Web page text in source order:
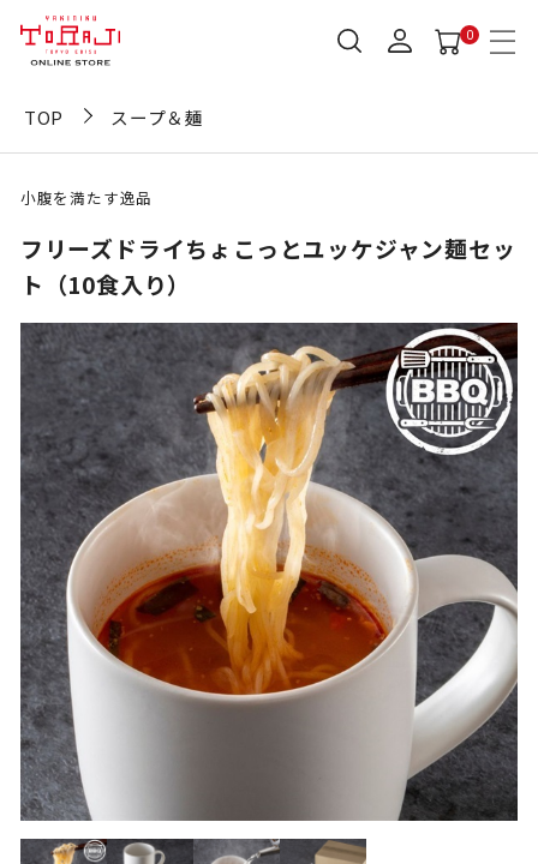
0
TOP スープ＆麺
小腹を満たす逸品
フリーズドライちょこっとユッケジャン麺セッ
ト（10食入り）